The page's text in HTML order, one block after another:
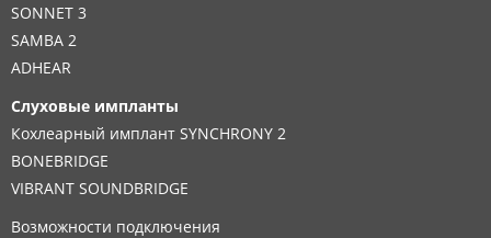
SONNET 3
SAMBA 2
ADHEAR
Слуховые импланты
Кохлеарный имплант SYNCHRONY 2
BONEBRIDGE
VIBRANT SOUNDBRIDGE
Возможности подключения